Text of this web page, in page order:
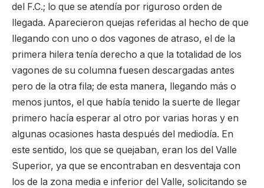
del F.C.; lo que se atendía por riguroso orden de
llegada. Aparecieron quejas referidas al hecho de que
llegando con uno o dos vagones de atraso, el de la
primera hilera tenía derecho a que la totalidad de los
vagones de su columna fuesen descargadas antes
pero de la otra fila; de esta manera, llegando más o
menos juntos, el que había tenido la suerte de llegar
primero hacía esperar al otro por varias horas y en
algunas ocasiones hasta después del mediodía. En
este sentido, los que se quejaban, eran los del Valle
Superior, ya que se encontraban en desventaja con
los de la zona media e inferior del Valle, solicitando se